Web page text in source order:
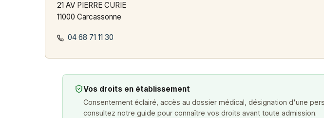
21 AV PIERRE CURIE
11000 Carcassonne
04 68 71 11 30
Vos droits en établissement
Consentement éclairé, accès au dossier médical, désignation d'une
consultez notre guide pour connaître vos droits avant toute admission.